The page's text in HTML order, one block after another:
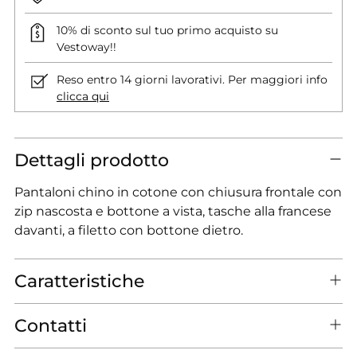
10% di sconto sul tuo primo acquisto su
Vestoway!!
Reso entro 14 giorni lavorativi. Per maggiori info
clicca qui
Dettagli prodotto
Pantaloni chino in cotone con chiusura frontale con
zip nascosta e bottone a vista, tasche alla francese
davanti, a filetto con bottone dietro.
Caratteristiche
Contatti